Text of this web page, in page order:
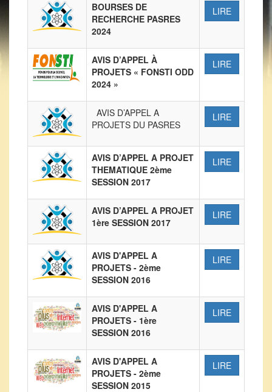
BOURSES DE
RECHERCHE PASRES
2024
LIRE
AVIS D’APPEL À
PROJETS « FONSTI ODD
2024 »
LIRE
AVIS D’APPEL A
PROJETS DU PASRES
LIRE
AVIS D’APPEL A PROJET
THEMATIQUE 2ème
SESSION 2017
LIRE
AVIS D’APPEL A PROJET
1ère SESSION 2017
LIRE
AVIS D'APPEL A
PROJETS - 2ème
SESSION 2016
LIRE
AVIS D'APPEL A
PROJETS - 1ère
SESSION 2016
LIRE
AVIS D'APPEL A
PROJETS - 2ème
SESSION 2015
LIRE